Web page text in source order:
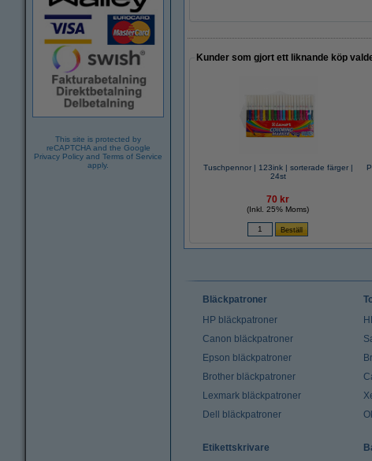
This site is protected by
reCAPTCHA and the Google
Privacy Policy and Terms of Service
apply.
Kunder som gjort ett liknande köp
Tuschpennor | 123ink | sorterade färger |
24st
70 kr
(Inkl. 25% Moms)
Bläckpatroner
HP bläckpatroner
Canon bläckpatroner
Epson bläckpatroner
Brother bläckpatroner
Lexmark bläckpatroner
Dell bläckpatroner
Etikettskrivare